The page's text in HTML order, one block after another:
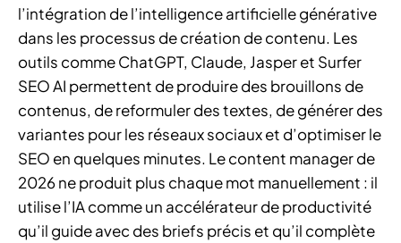
l’intégration de l’intelligence artificielle générative
dans les processus de création de contenu. Les
outils comme ChatGPT, Claude, Jasper et Surfer
SEO AI permettent de produire des brouillons de
contenus, de reformuler des textes, de générer des
variantes pour les réseaux sociaux et d’optimiser le
SEO en quelques minutes. Le content manager de
2026 ne produit plus chaque mot manuellement : il
utilise l’IA comme un accélérateur de productivité
qu’il guide avec des briefs précis et qu’il complète